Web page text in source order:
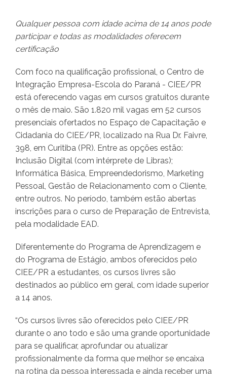
Qualquer pessoa com idade acima de 14 anos pode
participar e todas as modalidades oferecem
certificação
Com foco na qualificação profissional, o Centro de
Integração Empresa-Escola do Paraná - CIEE/PR
está oferecendo vagas em cursos gratuitos durante
o mês de maio. São 1.820 mil vagas em 52 cursos
presenciais ofertados no Espaço de Capacitação e
Cidadania do CIEE/PR, localizado na Rua Dr. Faivre,
398, em Curitiba (PR). Entre as opções estão:
Inclusão Digital (com intérprete de Libras);
Informática Básica, Empreendedorismo, Marketing
Pessoal, Gestão de Relacionamento com o Cliente,
entre outros. No período, também estão abertas
inscrições para o curso de Preparação de Entrevista,
pela modalidade EAD.
Diferentemente do Programa de Aprendizagem e
do Programa de Estágio, ambos oferecidos pelo
CIEE/PR a estudantes, os cursos livres são
destinados ao público em geral, com idade superior
a 14 anos.
“Os cursos livres são oferecidos pelo CIEE/PR
durante o ano todo e são uma grande oportunidade
para se qualificar, aprofundar ou atualizar
profissionalmente da forma que melhor se encaixa
na rotina da pessoa interessada e ainda receber uma